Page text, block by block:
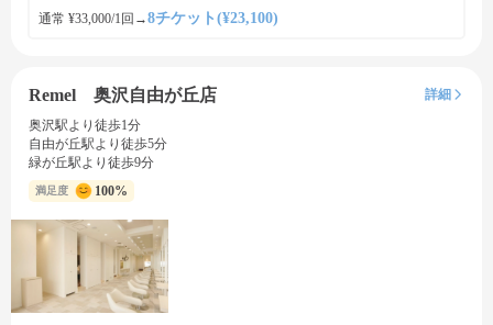
通常 ¥33,000/1回 →8チケット(¥23,100)
Remel 奥沢自由が丘店
詳細
奥沢駅より徒歩1分
自由が丘駅より徒歩5分
緑が丘駅より徒歩9分
満足度 100%